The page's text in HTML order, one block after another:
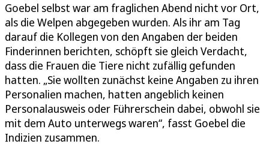
Goebel selbst war am fraglichen Abend nicht vor Ort,
als die Welpen abgegeben wurden. Als ihr am Tag
darauf die Kollegen von den Angaben der beiden
Finderinnen berichten, schöpft sie gleich Verdacht,
dass die Frauen die Tiere nicht zufällig gefunden
hatten. „Sie wollten zunächst keine Angaben zu ihren
Personalien machen, hatten angeblich keinen
Personalausweis oder Führerschein dabei, obwohl sie
mit dem Auto unterwegs waren“, fasst Goebel die
Indizien zusammen.